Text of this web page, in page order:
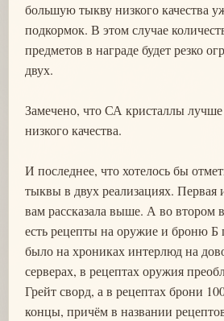
большую тыкву низкого качества
подкормок. В этом случае
предметов в награде будет резко
двух.
Замечено, что СА кристаллы
низкого качества.
И последнее, что хотелось бы
тыквы в двух реализациях. Первая
вам рассказала выше. А во втором
есть рецепты на оружие и броню Б
было на хрониках интерлюд на
серверах, в рецептах оружия
Грейт сворд, а в рецептах брони
концы, причём в названии